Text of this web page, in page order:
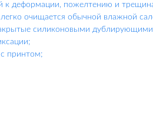
к деформации, пожелтению и
легко очищается обычной влажной
силиконовыми дублирующими
с принтом;